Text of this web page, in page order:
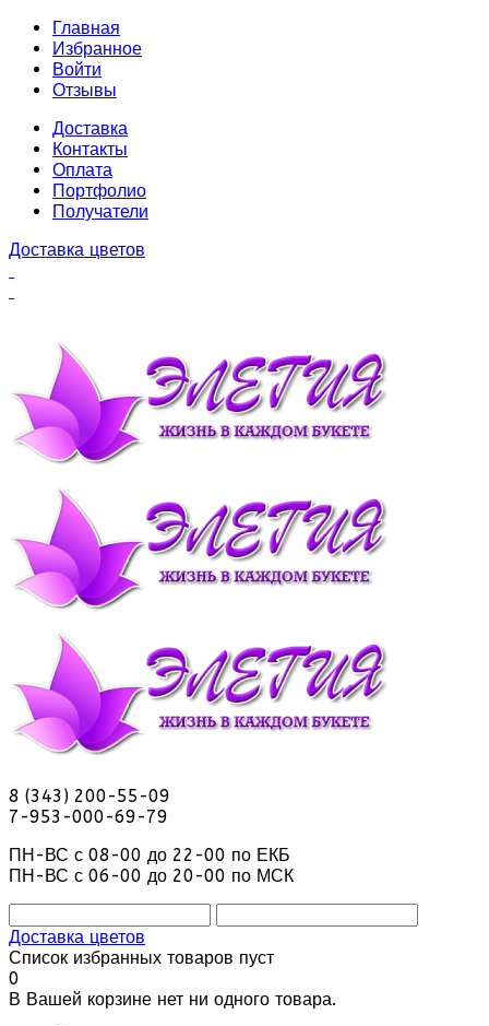
Главная
Избранное
Войти
Отзывы
Доставка
Контакты
Оплата
Портфолио
Получатели
Доставка цветов
8 (343) 200-55-09
7-953-000-69-79
ПН-ВС с 08-00 до 22-00 по ЕКБ
ПН-ВС с 06-00 до 20-00 по МСК
Доставка цветов
Список избранных товаров пуст
0
В Вашей корзине нет ни одного товара.